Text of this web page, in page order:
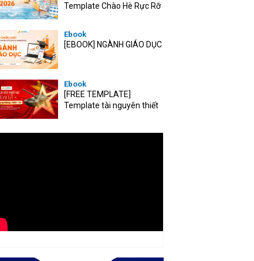
Template Chào Hè Rực Rỡ
Ebook
[EBOOK] NGÀNH GIÁO DỤC
Ebook
[FREE TEMPLATE]
Template tài nguyên thiết